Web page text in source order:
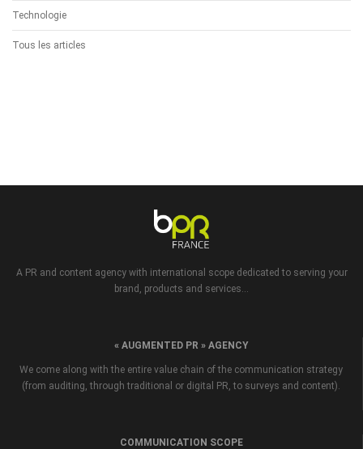
Technologie
Tous les articles
A PR and content agency with international scope dedicated to serving your
brand, products and services...
« AUGMENTED PR » AGENCY
We come along with the entire value chain of the communication strategy
(from auditing, through traditional or digital PR, to surveys and content).
COMMUNICATION SCOPE